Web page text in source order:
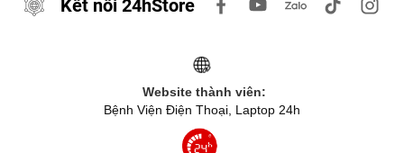
Kết nối 24hStore
Website thành viên:
Bệnh Viện Điện Thoại, Laptop 24h